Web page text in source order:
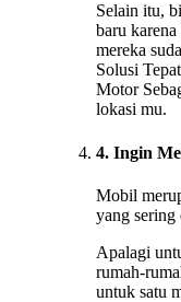
Selain itu,
baru
mereka
Solusi
Motor
lokasi mu.
4. Ingin
Mobil
yang sering
Apalagi
rumah-
untuk satu